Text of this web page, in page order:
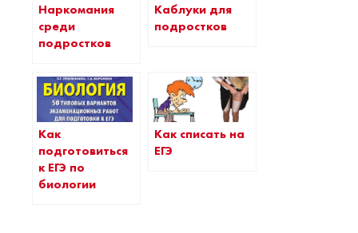
Наркомания
среди
подростков
Каблуки для
подростков
Как
подготовиться
к ЕГЭ по
биологии
Как списать на
ЕГЭ